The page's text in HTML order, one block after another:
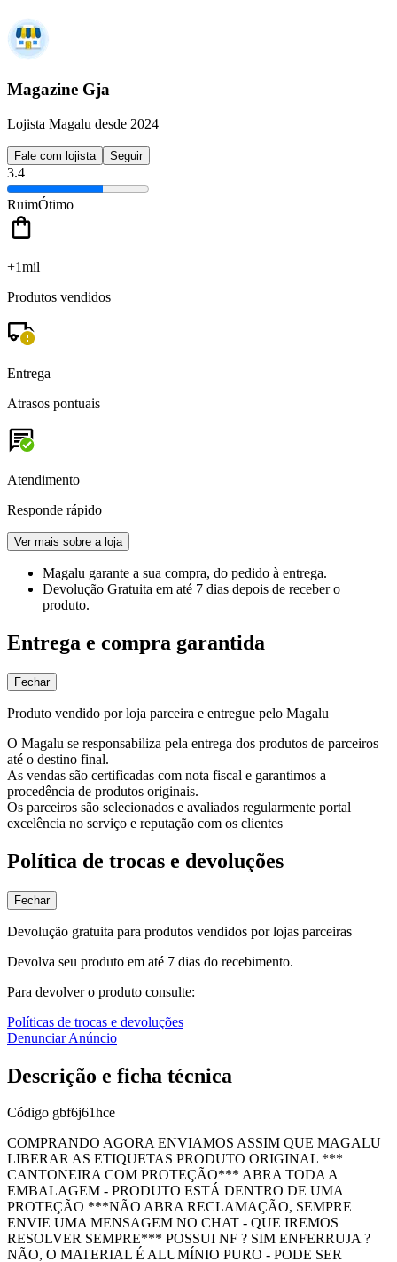
Magazine Gja
Lojista Magalu desde 2024
Fale com lojista Seguir
3.4
RuimÓtimo
+1mil
Produtos vendidos
Entrega
Atrasos pontuais
Atendimento
Responde rápido
Ver mais sobre a loja
Magalu garante a sua compra, do pedido à entrega.
Devolução Gratuita em até 7 dias depois de receber o
produto.
Entrega e compra garantida
Fechar
Produto vendido por loja parceira e entregue pelo Magalu
O Magalu se responsabiliza pela entrega dos produtos de parceiros
até o destino final.
As vendas são certificadas com nota fiscal e garantimos a
procedência de produtos originais.
Os parceiros são selecionados e avaliados regularmente portal
excelência no serviço e reputação com os clientes
Política de trocas e devoluções
Fechar
Devolução gratuita para produtos vendidos por lojas parceiras
Devolva seu produto em até 7 dias do recebimento.
Para devolver o produto consulte:
Políticas de trocas e devoluções
Denunciar Anúncio
Descrição e ficha técnica
Código gbf6j61hce
COMPRANDO AGORA ENVIAMOS ASSIM QUE MAGALU
LIBERAR AS ETIQUETAS PRODUTO ORIGINAL ***
CANTONEIRA COM PROTEÇÃO*** ABRA TODA A
EMBALAGEM - PRODUTO ESTÁ DENTRO DE UMA
PROTEÇÃO ***NÃO ABRA RECLAMAÇÃO, SEMPRE
ENVIE UMA MENSAGEM NO CHAT - QUE IREMOS
RESOLVER SEMPRE*** POSSUI NF ? SIM ENFERRUJA ?
NÃO, O MATERIAL É ALUMÍNIO PURO - PODE SER